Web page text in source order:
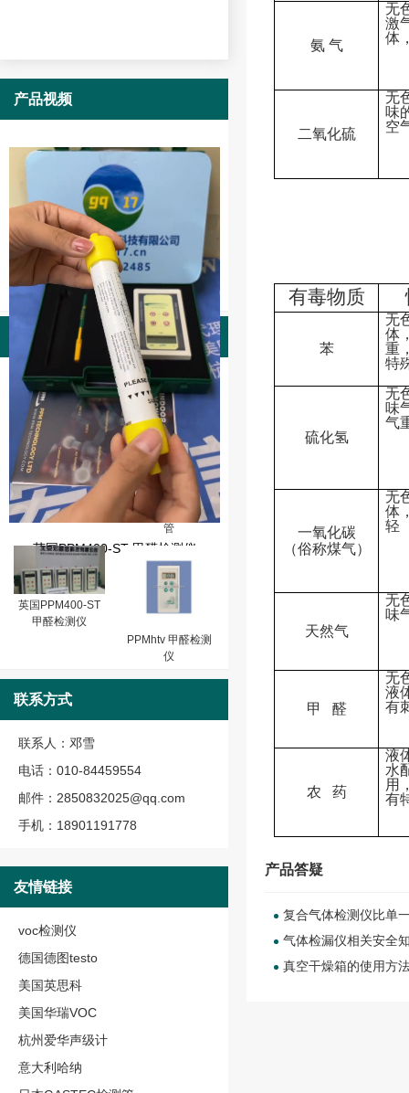
产品视频
英国PPM400-ST 甲醛检测仪
产品图片
PPMhtv-m甲醛检
测仪（0-10PPM,
分辩率：0.01)
英国PPM-HTV甲
醛检测仪玻璃校准
管
英国PPM400-ST
甲醛检测仪
PPMhtv 甲醛检测
仪
联系方式
联系人：邓雪
电话：010-84459554
邮件：2850832025@qq.com
手机：18901191778
友情链接
voc检测仪
德国德图testo
美国英思科
美国华瑞VOC
杭州爱华声级计
意大利哈纳
氨 气
无
激
体
二氧化硫
无
味
空
有毒物质
苯
无
体
重
特
硫化氢
无
味
气
一氧化碳
（俗称煤气）
无
体
轻
天然气
无
味
甲 醛
无
液
有
农 药
液
水
用
有
产品答疑
复合气体检测仪比单
气体检漏仪相关安全
真空干燥箱的使用方